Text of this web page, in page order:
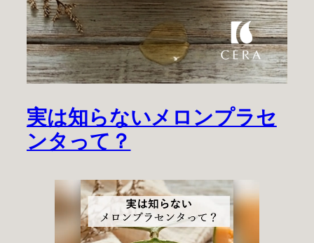
実は知らないメロンプラセ
ンタって？